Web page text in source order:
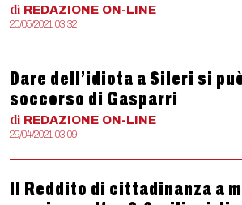
di REDAZIONE ON-LINE
20/05/2021 03:32
Dare dell’idiota a Sileri si
soccorso di Gasparri
di REDAZIONE ON-LINE
29/04/2021 03:09
Il Reddito di cittadinanza a